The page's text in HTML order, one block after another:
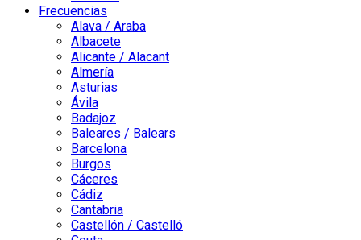
Frecuencias
Alava / Araba
Albacete
Alicante / Alacant
Almería
Asturias
Ávila
Badajoz
Baleares / Balears
Barcelona
Burgos
Cáceres
Cádiz
Cantabria
Castellón / Castelló